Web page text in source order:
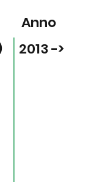
Anno
2013 ->